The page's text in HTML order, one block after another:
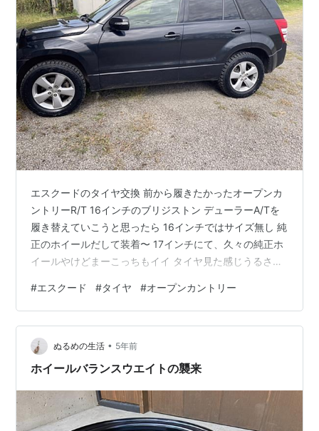
エスクードのタイヤ交換 前から履きたかったオープンカ
ントリーR/T 16インチのブリジストン デューラーA/Tを
履き替えていこうと思ったら 16インチではサイズ無し 純
正のホイールだして装着〜 17インチにて、久々の純正ホ
イールやけどまーこっちもイイ タイヤ見た感じうるさい
ニー乗りとかにも相当人気らしい まー似合うもんなぁー
金額的にも財布にやさしいて感じでした、主観ですが……
軽トラもこれに🛻するか検討してみるか…… ちなみに軽
トラサイズ🛻あります このサイズ、225/65/17 ホワイト
レターではないのが残念ですが…
#エスクード #タイヤ #オープンカントリー
ぬるめの生活 • 5年前
ホイールバランスウエイトの襲来